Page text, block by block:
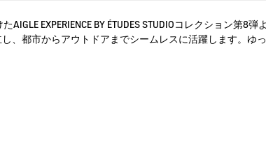
EXPERIENCE BY ÉTUDES STUDIOコレクション第
、都市からアウトドアまでシームレスに活躍します。ゆ